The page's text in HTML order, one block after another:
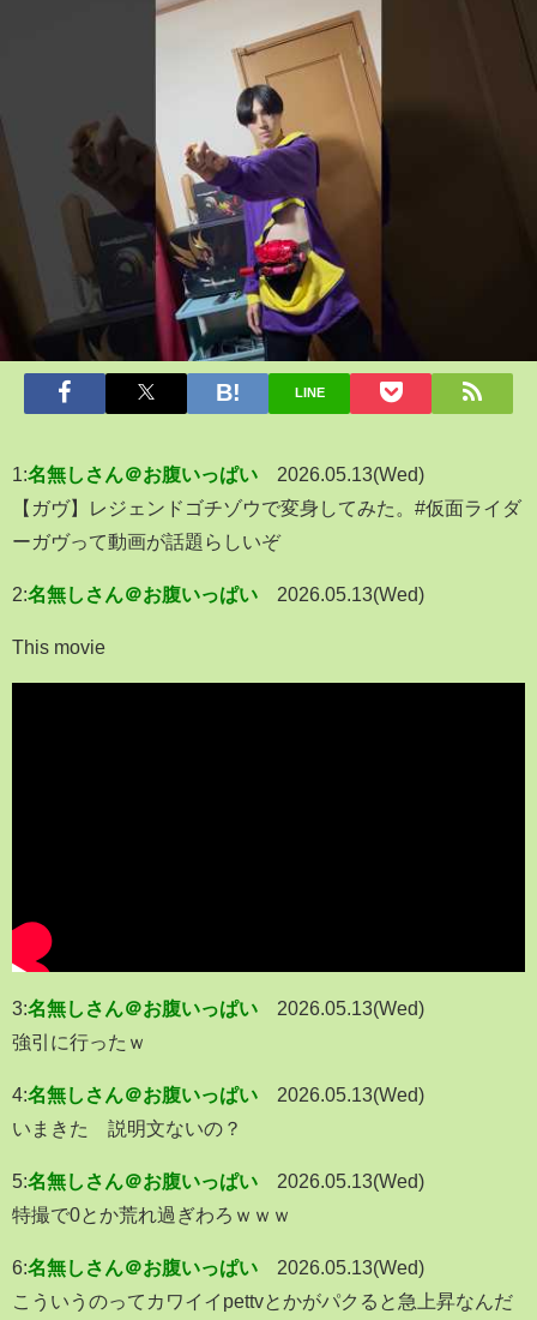
LINE
1:名無しさん＠お腹いっぱい
2026.05.13(Wed)
【ガヴ】レジェンドゴチゾウで変身してみた。#仮面ライダ
ーガヴって動画が話題らしいぞ
2:名無しさん＠お腹いっぱい 2026.05.13(Wed)
This movie
3:名無しさん＠お腹いっぱい
2026.05.13(Wed)
強引に行ったｗ
4:名無しさん＠お腹いっぱい
2026.05.13(Wed)
いまきた 説明文ないの？
5:名無しさん＠お腹いっぱい
2026.05.13(Wed)
特撮で0とか荒れ過ぎわろｗｗｗ
6:名無しさん＠お腹いっぱい
2026.05.13(Wed)
こういうのってカワイイpettvとかがパクると急上昇なんだ